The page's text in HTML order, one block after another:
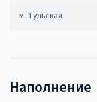
м. Тульская
Наполнение